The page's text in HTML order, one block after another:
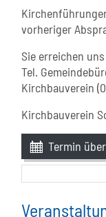
vorheriger
Sie erreichen
Tel.
Kirchbauverein
Kirchbauverein
Termin